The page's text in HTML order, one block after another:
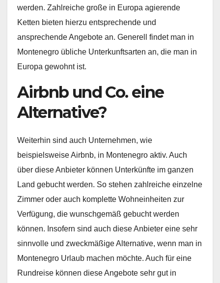
werden. Zahlreiche große in Europa agierende
Ketten bieten hierzu entsprechende und
ansprechende Angebote an. Generell findet man in
Montenegro übliche Unterkunftsarten an, die man in
Europa gewohnt ist.
Airbnb und Co. eine
Alternative?
Weiterhin sind auch Unternehmen, wie
beispielsweise Airbnb, in Montenegro aktiv. Auch
über diese Anbieter können Unterkünfte im ganzen
Land gebucht werden. So stehen zahlreiche einzelne
Zimmer oder auch komplette Wohneinheiten zur
Verfügung, die wunschgemäß gebucht werden
können. Insofern sind auch diese Anbieter eine sehr
sinnvolle und zweckmäßige Alternative, wenn man in
Montenegro Urlaub machen möchte. Auch für eine
Rundreise können diese Angebote sehr gut in